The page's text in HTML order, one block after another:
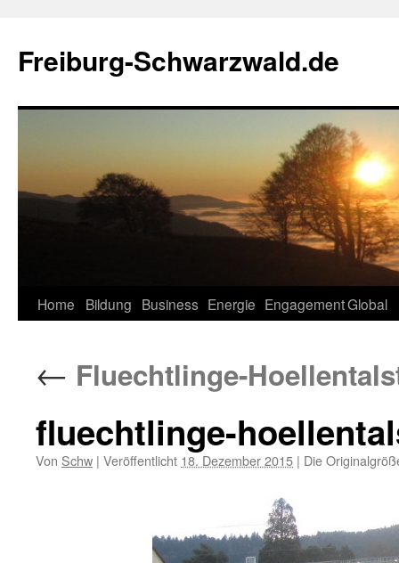
springen
Freiburg-Schwarzwald.de
Home Bildung Business Energie EngagementGlobal
← Fluechtlinge-
fluechtlinge-
Von Schw | Veröffentlicht 18. Dezember 2015 | Die